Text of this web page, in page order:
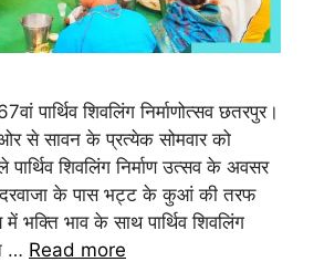
पार्थिव शिवलिंग निर्माणोत्सव छतरपुर।
से सावन के प्रत्येक सोमवार को
शिवलिंग निर्माण उत्सव के अवसर
दरवाजा के पास भट्ट के कुआं की तरफ
भक्ति भाव के साथ पार्थिव शिवलिंग
… Read more